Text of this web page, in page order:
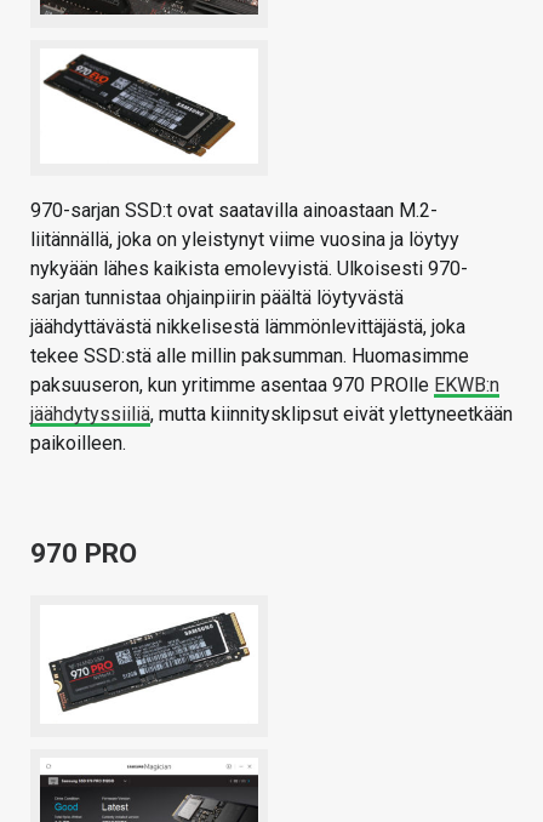
970-sarjan SSD:t ovat saatavilla ainoastaan M.2-
liitännällä, joka on yleistynyt viime vuosina ja löytyy
nykyään lähes kaikista emolevyistä. Ulkoisesti 970-
sarjan tunnistaa ohjainpiirin päältä löytyvästä
jäähdyttävästä nikkelisestä lämmönlevittäjästä, joka
tekee SSD:stä alle millin paksumman. Huomasimme
paksuuseron, kun yritimme asentaa 970 PROlle EKWB:n
jäähdytyssiiliä, mutta kiinnitysklipsut eivät ylettyneetkään
paikoilleen.
970 PRO